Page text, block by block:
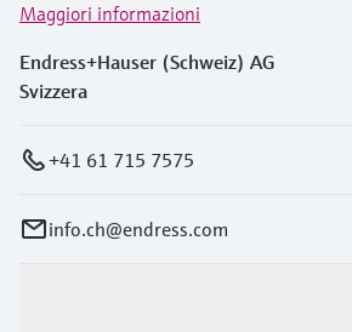
Maggiori informazioni
Endress+Hauser (Schweiz) AG
Svizzera
+41 61 715 7575
info.ch@endress.com